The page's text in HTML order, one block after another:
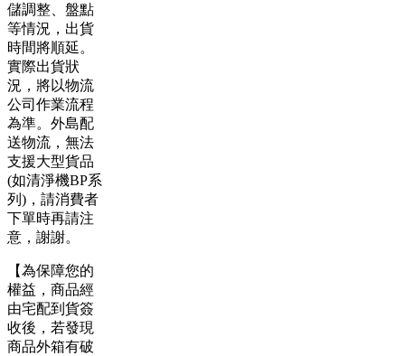
儲調整、盤點
等情況，出貨
時間將順延。
實際出貨狀
況，將以物流
公司作業流程
為準。外島配
送物流，無法
支援大型貨品
(如清淨機BP系
列)，請消費者
下單時再請注
意，謝謝。
【為保障您的
權益，商品經
由宅配到貨簽
收後，若發現
商品外箱有破